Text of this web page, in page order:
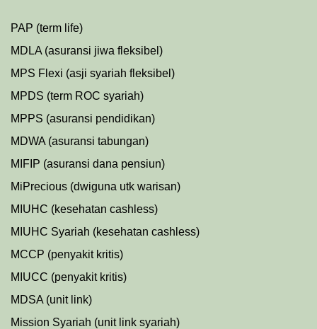
PAP (term life)
MDLA (asuransi jiwa fleksibel)
MPS Flexi (asji syariah fleksibel)
MPDS (term ROC syariah)
MPPS (asuransi pendidikan)
MDWA (asuransi tabungan)
MIFIP (asuransi dana pensiun)
MiPrecious (dwiguna utk warisan)
MIUHC (kesehatan cashless)
MIUHC Syariah (kesehatan cashless)
MCCP (penyakit kritis)
MIUCC (penyakit kritis)
MDSA (unit link)
Mission Syariah (unit link syariah)